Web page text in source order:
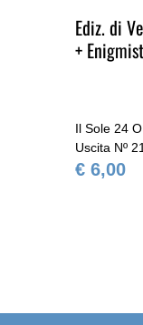
Ediz. di
+
Il Sole 24
Uscita Nº
€ 6,00